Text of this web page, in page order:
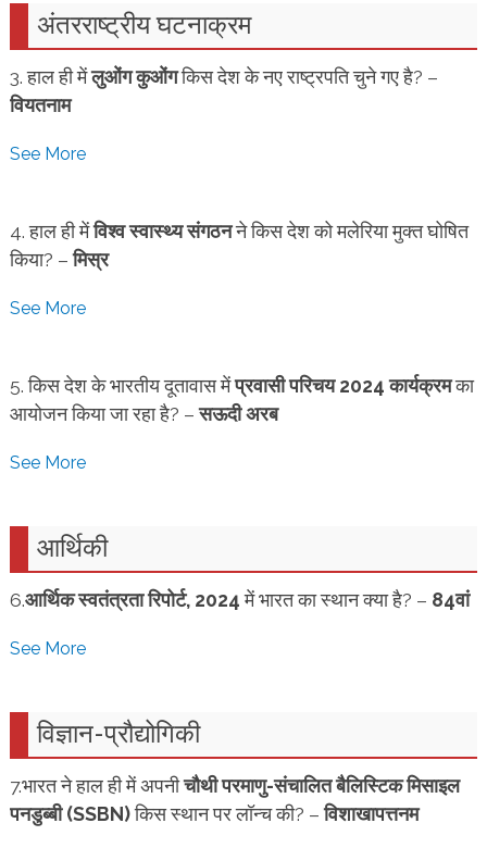
अंतरराष्ट्रीय घटनाक्रम
3. हाल ही मेंलुओंग कुओंगकिस देश के नए राष्ट्रपति चुने गए है? –
वियतनाम
See More
4. हाल ही मेंविश्व स्वास्थ्य संगठनने किस देश को मलेरिया मुक्त घोषित
किया? –मिस्र
See More
5. किस देश के भारतीय दूतावास मेंप्रवासी परिचय 2024 कार्यक्रमका
आयोजन किया जा रहा है? –सऊदी अरब
See More
आर्थिकी
6.आर्थिक स्वतंत्रता रिपोर्ट, 2024में भारत का स्थान क्या है? – 84वां
See More
विज्ञान-प्रौद्योगिकी
7.भारत ने हाल ही में अपनीचौथी परमाणु-संचालित बैलिस्टिक मिसाइल
पनडुब्बी (SSBN)किस स्थान पर लॉन्च की? –विशाखापत्तनम